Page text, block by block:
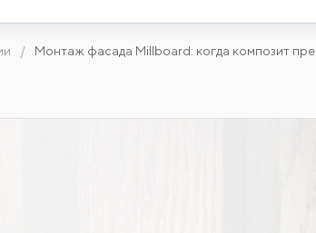
Монтаж фасада Millboard: когда композит